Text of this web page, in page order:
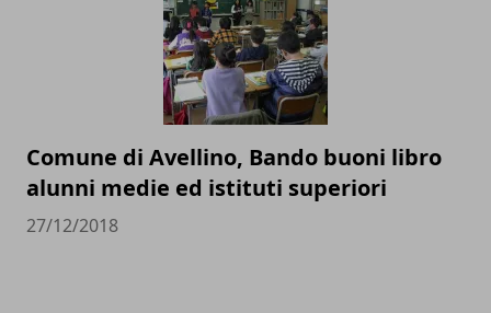
Comune di Avellino, Bando buoni libro
alunni medie ed istituti superiori
27/12/2018